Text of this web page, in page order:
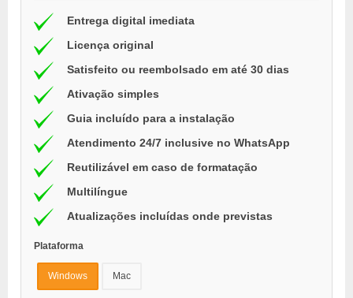
Entrega digital imediata
Licença original
Satisfeito ou reembolsado em até 30 dias
Ativação simples
Guia incluído para a instalação
Atendimento 24/7 inclusive no WhatsApp
Reutilizável em caso de formatação
Multilíngue
Atualizações incluídas onde previstas
Plataforma
Windows Mac